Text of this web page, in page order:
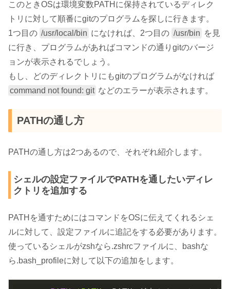
このときOSは環境変数PATHに保持されているディレク
トリに対して順番にgitのプログラムを探しに行きます。
1つ目の /usr/local/bin になければ、2つ目の /usr/bin を見
に行き、プログラムがあればコマンドの通りgitのバージ
ョンが表示されるでしょう。
もし、どのディレクトリにもgitのプログラムがなければ
command not found: git などのエラーが表示されます。
PATHの通し方
PATHの通し方は2つあるので、それぞれ紹介します。
シェルの設定ファイルでPATHを通したいディレ
クトリを追加する
PATHを通すためにはコマンドをOSに伝えてくれるシェ
ルに対して、設定ファイルに追記をする必要があります。
使っているシェルがzshなら.zshrcファイルに、bashな
ら.bash_profileに対して以下の追加をします。